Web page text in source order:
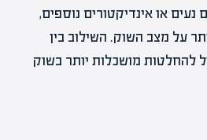
נעים או אינדיקטורים נוספים,
על מצב השוק. השילוב בין
להחלטות מושכלות יותר בשוק